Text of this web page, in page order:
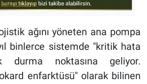
ağını yöneten ana pompa
binlerce sistemde "kritik hata
durma noktasına geliyor.
enfarktüsü" olarak bilinen